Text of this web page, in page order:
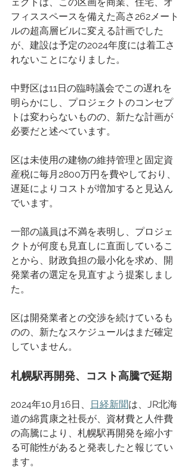
フィススペースを備えた高さ262メート
ルの超高層ビルに変える計画でした
が、建設は予定の2024年度には着工さ
れないことになりました。
中野区は11日の臨時議会でこの遅れを
明らかにし、プロジェクトのコンセプ
トは変わらないものの、新たな計画が
必要だと述べています。
区は未使用の建物の維持管理と固定資
産税に毎月2800万円を費やしており、
遅延によりコストが増加すると見込ん
でいます。
一部の議員は不満を表明し、プロジェ
クトが何度も見直しに直面しているこ
とから、財政負担の最小化を求め、開
発業者の選定を見直すよう提案しまし
た。
区は開発業者との交渉を続けているも
のの、新たなスケジュールはまだ確定
していません。
札幌駅再開発、コスト高騰で延期
2024年10月16日、 日経新聞は、JR北海
道の綿貫康之社長が、資材費と人件費
の高騰により、札幌駅再開発を縮小す
る可能性があると発表したと報じてい
ます。